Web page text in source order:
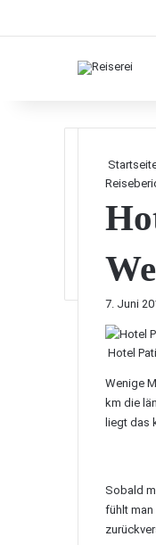
7. Juni
Hotel
Wenige
km die
liegt das
Sobald
fühlt man